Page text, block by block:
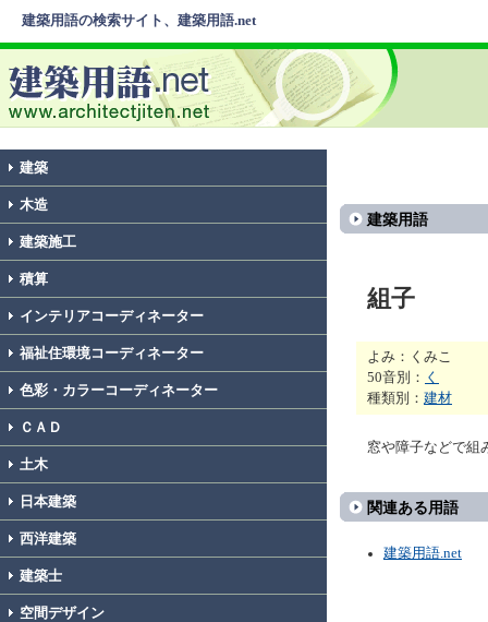
建築用語の検索サイト、建築用語.net
建築
木造
建築施工
積算
インテリアコーディネーター
福祉住環境コーディネーター
色彩・カラーコーディネーター
ＣＡＤ
土木
日本建築
西洋建築
建築士
空間デザイン
建築用語
組子
よみ：くみこ
50音別： く
種類別： 建材
窓や障子などで組
関連ある用語
建築用語.net